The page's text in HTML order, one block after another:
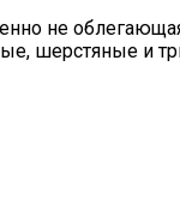
не
шерстяные и